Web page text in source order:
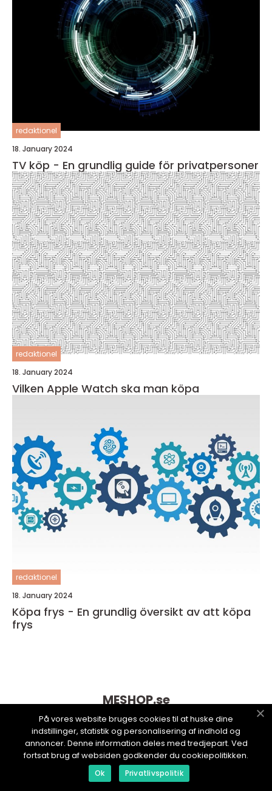
redaktionel
18. January 2024
TV köp - En grundlig guide för privatpersoner
redaktionel
18. January 2024
Vilken Apple Watch ska man köpa
redaktionel
18. January 2024
Köpa frys - En grundlig översikt av att köpa
frys
MESHOP.se
På vores website bruges cookies til at huske dine
indstillinger, statistik og personalisering af indhold og
annoncer. Denne information deles med tredjepart. Ved
fortsat brug af websiden godkender du cookiepolitikken.
Ok Privatlivspolitik